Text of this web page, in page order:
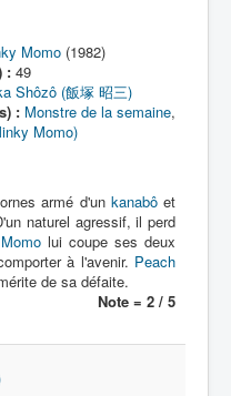
Momo(1982)
:49
Shôzô (飯塚 昭三)
: Monstre de la semaine,
Momo)
armé d'un kanabôet
naturel agressif, il perd
lui coupe ses deux
à l'avenir. Peach
de sa défaite.
Note = 2 / 5